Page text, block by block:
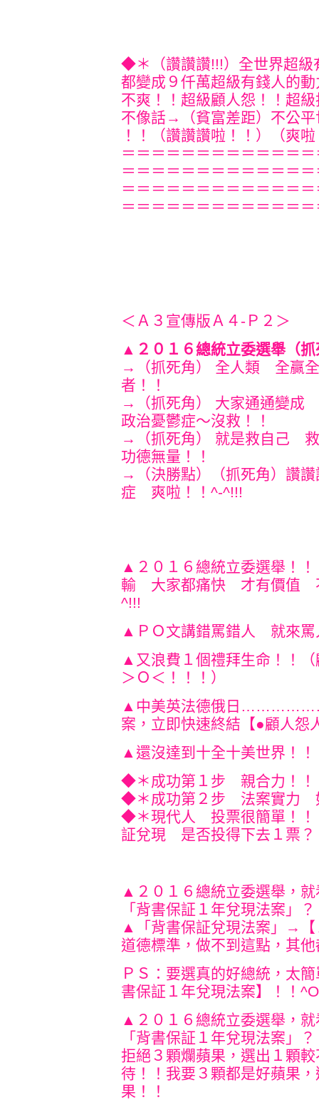
◆＊（讚讚讚!!!）全世界超級
都變成 ９仟萬超級有錢人的
不爽！！超級顧人怨！！超級
不像話→（貧富差距）不公平
！！（讚讚讚啦！！）（爽
＝＝＝＝＝＝＝＝＝＝＝＝
＝＝＝＝＝＝＝＝＝＝＝＝
＝＝＝＝＝＝＝＝＝＝＝＝
＝＝＝＝＝＝＝＝＝＝＝＝
＜Ａ３宣傳版Ａ４-Ｐ２＞
▲２０１６總統立委選舉
→（抓死角） 全人類 全贏
者！！
→（抓死角） 大家通通變
政治憂鬱症～沒救！！
→（抓死角） 就是救自己
功德無量！！
→（決勝點）（抓死角）讚
症 爽啦！！^-^!!!
▲２０１６總統立委選舉
輸 大家都痛快 才有價值
^!!!
▲ＰＯ文講錯罵錯人 就來罵
▲又浪費１個禮拜生命！！
＞Ｏ＜！！！）
▲中美英法德俄日
案，立即快速終結【●顧
▲還沒達到十全十美世界！
◆＊成功第１步 親合力！！
◆＊成功第２步 法案實力
◆＊現代人 投票很簡單！
証兌現 是否投得下去１票
▲２０１６總統立委選舉，
「背書保証１年兌現法案」？
▲「背書保証兌現法案」→
道德標準，做不到這點，其
ＰＳ：要選真的好總統，太
書保証１年兌現法案】！！
▲２０１６總統立委選舉，
「背書保証１年兌現法案」
拒絕３顆爛蘋果，選出１顆
待！！我要３顆都是好蘋果
果！！